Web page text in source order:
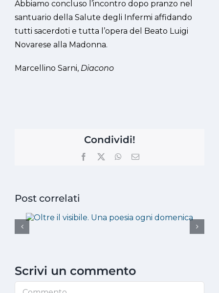
Abbiamo concluso l’incontro dopo pranzo nel
santuario della Salute degli Infermi affidando
tutti sacerdoti e tutta l’opera del Beato Luigi
Novarese alla Madonna.
Marcellino Sarni, Diacono
Condividi!
Facebook WhatsApp
Email
Post correlati
Scrivi un commento
Commento